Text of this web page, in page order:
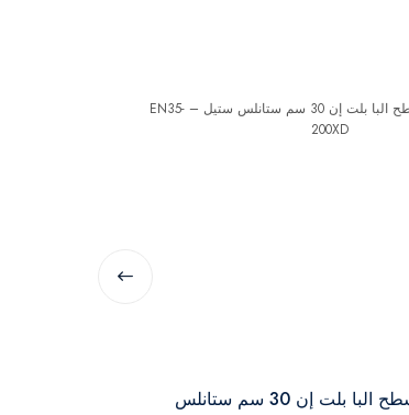
بوتاجاز غاز مسطح البا بلت إن 30 سم ستانلس